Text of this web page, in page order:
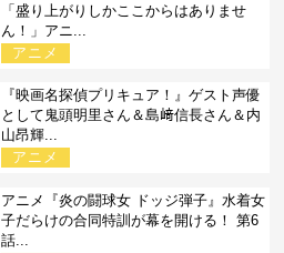
「盛り上がりしかここからはありませ
ん！」アニ...
アニメ
『映画名探偵プリキュア！』ゲスト声優
として鬼頭明里さん＆島﨑信長さん＆内
山昂輝...
アニメ
アニメ『炎の闘球女 ドッジ弾子』水着女
子だらけの合同特訓が幕を開ける！ 第6
話...